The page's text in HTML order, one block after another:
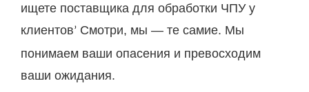
ищете поставщика для обработки ЧПУ у
клиентов’ Смотри, мы — те самие. Мы
понимаем ваши опасения и превосходим
ваши ожидания.